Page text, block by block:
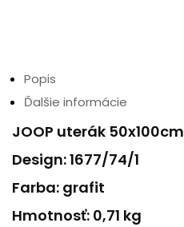
Popis
Ďalšie informácie
JOOP uterák 50x100cm
Design: 1677/74/1
Farba: grafit
Hmotnosť: 0,71 kg